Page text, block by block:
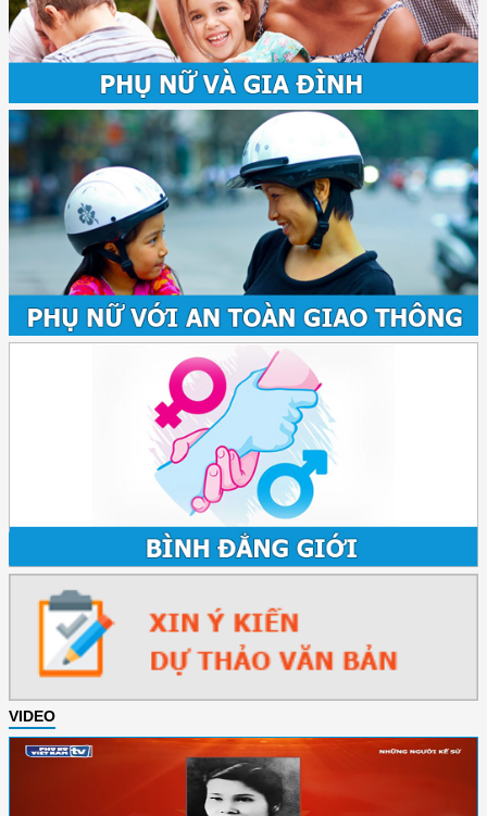
VIDEO